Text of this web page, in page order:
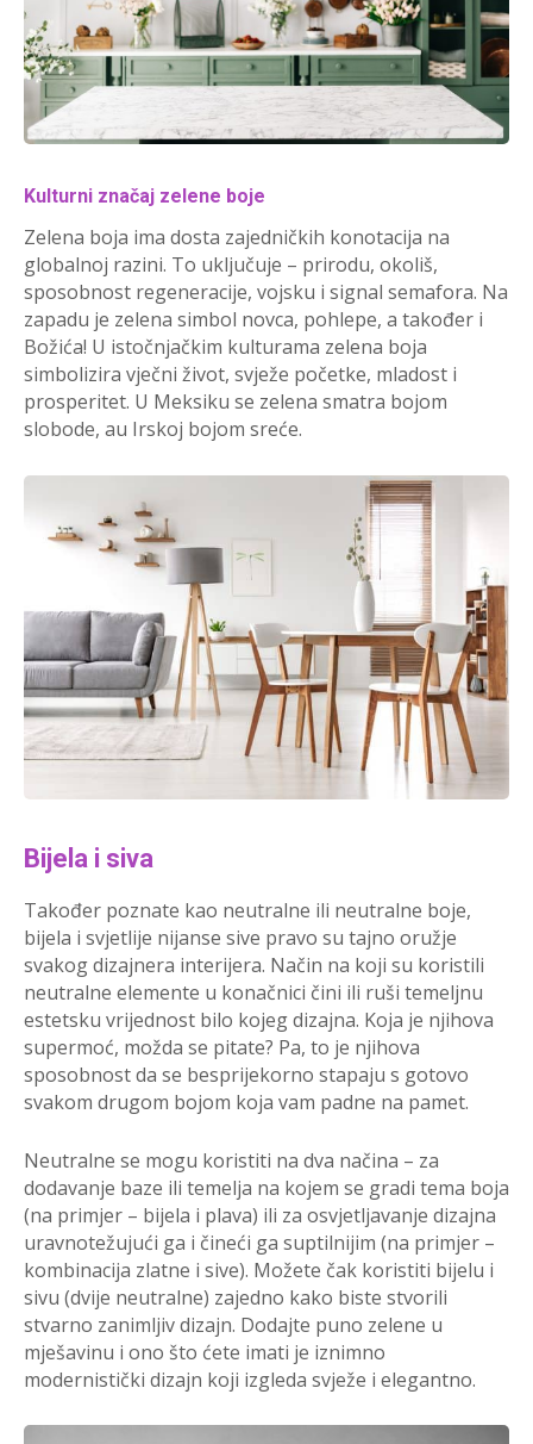
Kulturni značaj zelene boje
Zelena boja ima dosta zajedničkih konotacija na
globalnoj razini. To uključuje – prirodu, okoliš,
sposobnost regeneracije, vojsku i signal semafora. Na
zapadu je zelena simbol novca, pohlepe, a također i
Božića! U istočnjačkim kulturama zelena boja
simbolizira vječni život, svježe početke, mladost i
prosperitet. U Meksiku se zelena smatra bojom
slobode, au Irskoj bojom sreće.
Bijela i siva
Također poznate kao neutralne ili neutralne boje,
bijela i svjetlije nijanse sive pravo su tajno oružje
svakog dizajnera interijera. Način na koji su koristili
neutralne elemente u konačnici čini ili ruši temeljnu
estetsku vrijednost bilo kojeg dizajna. Koja je njihova
supermoć, možda se pitate? Pa, to je njihova
sposobnost da se besprijekorno stapaju s gotovo
svakom drugom bojom koja vam padne na pamet.
Neutralne se mogu koristiti na dva načina – za
dodavanje baze ili temelja na kojem se gradi tema boja
(na primjer – bijela i plava) ili za osvjetljavanje dizajna
uravnotežujući ga i čineći ga suptilnijim (na primjer –
kombinacija zlatne i sive). Možete čak koristiti bijelu i
sivu (dvije neutralne) zajedno kako biste stvorili
stvarno zanimljiv dizajn. Dodajte puno zelene u
mješavinu i ono što ćete imati je iznimno
modernistički dizajn koji izgleda svježe i elegantno.